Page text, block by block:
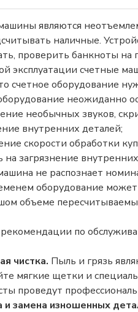
являются
наличные.
проверить банкноты
эксплуатации счетные
счетное оборудование
неожиданно
необычных звуков,
внутренних деталей;
скорости обработки
на загрязнение
не распознает
оборудование
объеме
по
чистка. Пыль и грязь
мягкие щетки и
проведут
и замена изношенных